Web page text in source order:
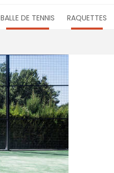
BALLE DE TENNIS RAQUETTES